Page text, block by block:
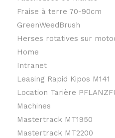
Fraise à terre 70-90cm
GreenWeedBrush
Herses rotatives sur
Home
Intranet
Leasing Rapid Kipos M141
Location Tarière
Machines
Mastertrack MT1950
Mastertrack MT2200